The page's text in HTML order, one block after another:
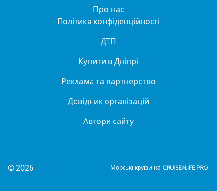
Про нас
Політика конфіденційності
ДТП
Купити в Дніпрі
Реклама та партнерство
Довідник організацій
Автори сайту
© 2026 Морські круїзи на